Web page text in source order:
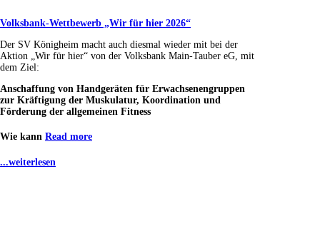
Volksbank-Wettbewerb „Wir für hier 2026“
Der SV Königheim macht auch diesmal wieder mit bei der
Aktion „Wir für hier“ von der Volksbank Main-Tauber eG, mit
dem Ziel:
Anschaffung von Handgeräten für Erwachsenengruppen
zur Kräftigung der Muskulatur, Koordination und
Förderung der allgemeinen Fitness
Wie kann Read more
...weiterlesen